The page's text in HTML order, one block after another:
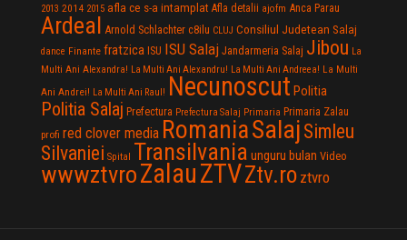
2013 2014 2015 afla ce s-a intamplat Afla detalii ajofm Anca Parau
Ardeal Arnold Schlachter c8ilu CLUJ Consiliul Judetean Salaj
dance Finante fratzica ISU ISU Salaj Jandarmeria Salaj Jibou La
Multi Ani Alexandra! La Multi Ani Alexandru! La Multi Ani Andreea! La Multi
Ani Andrei! La Multi Ani Raul! Necunoscut Politia
Politia Salaj Prefectura Prefectura Salaj Primaria Primaria Zalau
profi red clover media RomaniaSalaj Simleu
Silvaniei Spital Transilvania unguru bulan Video
wwwztvroZalauZTVZtv.ro ztvro